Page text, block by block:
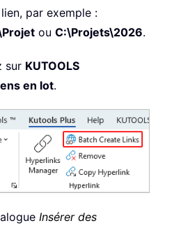
par exemple :
ou C:\Projets\2026.
sur KUTOOLS
en lot.
Insérer des